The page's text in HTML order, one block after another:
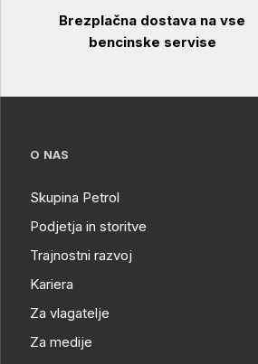
Brezplačna dostava na vse
bencinske servise
O NAS
Skupina Petrol
Podjetja in storitve
Trajnostni razvoj
Kariera
Za vlagatelje
Za medije